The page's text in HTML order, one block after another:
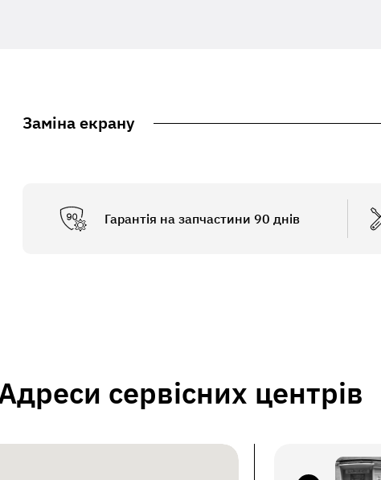
Заміна екрану
Гарантія на запчастини 90 днів
сервісних центрів